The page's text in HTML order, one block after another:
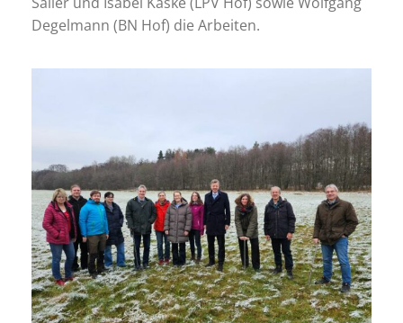
Degelmann (BN Hof) die Arbeiten.